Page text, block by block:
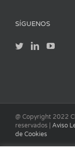
SÍGUENOS
@ Copyright 2022
reservados | Aviso
de Cookies